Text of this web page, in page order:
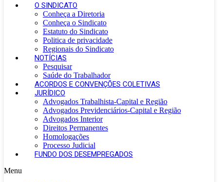
O SINDICATO
Conheça a Diretoria
Conheça o Sindicato
Estatuto do Sindicato
Politica de privacidade
Regionais do Sindicato
NOTÍCIAS
Pesquisar
Saúde do Trabalhador
ACORDOS E CONVENÇÕES COLETIVAS
JURÍDICO
Advogados Trabalhista-Capital e Região
Advogados Previdenciários-Capital e Região
Advogados Interior
Direitos Permanentes
Homologações
Processo Judicial
FUNDO DOS DESEMPREGADOS
Menu